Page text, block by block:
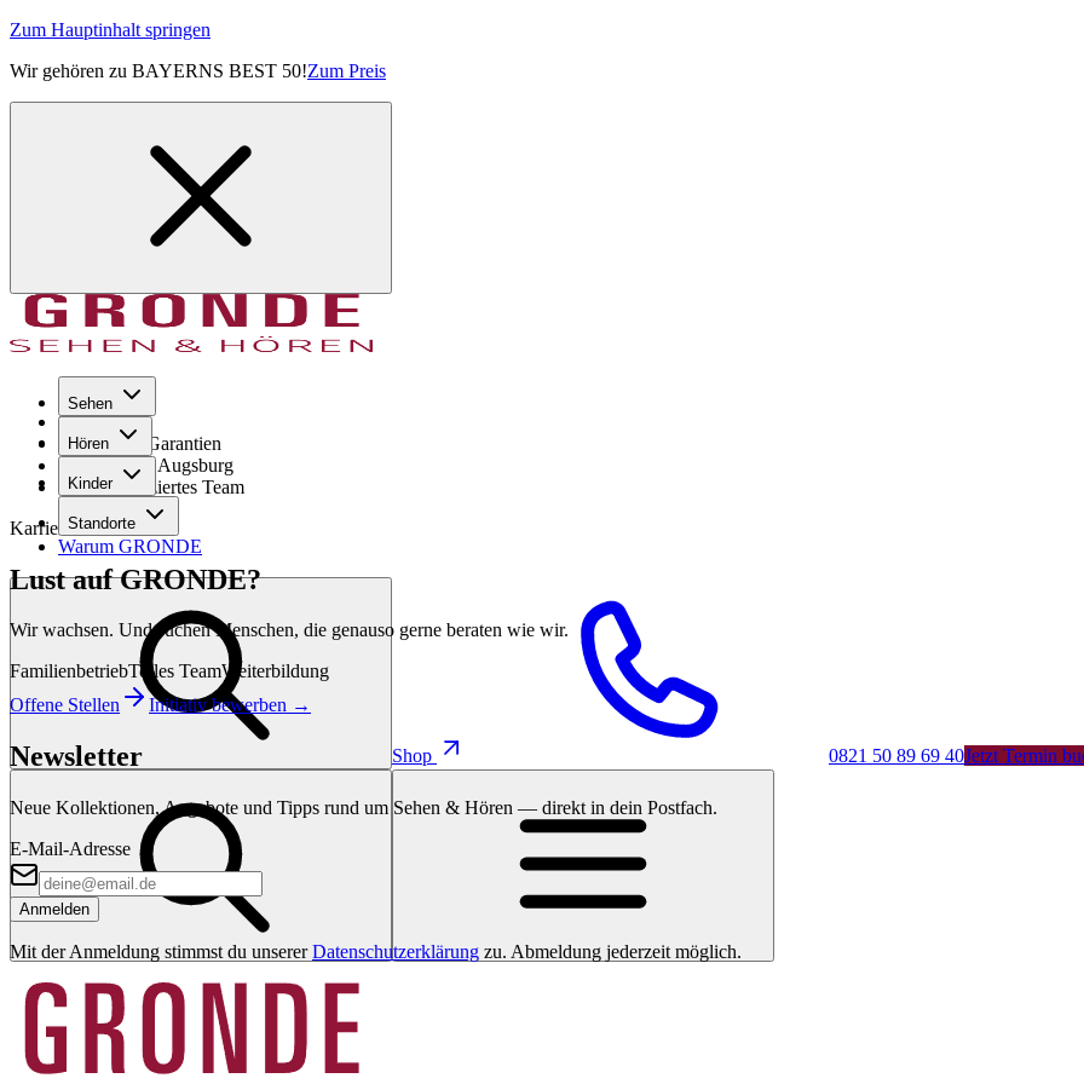
Zum Hauptinhalt springen
Wir gehören zu BAYERNS BEST 50!Zum Preis
Sehen
Hören
Kinder
Standorte
Warum GRONDE
Shop 0821 50 89 69 40Jetzt Termin
Seit 1971
GRONDE Garantien
8× im Raum Augsburg
Hochqualifiziertes Team
Karriere
Lust auf GRONDE?
Wir wachsen. Und suchen Menschen, die genauso gerne beraten wie wir.
FamilienbetriebTolles TeamWeiterbildung
Offene Stellen
Initiativ bewerben →
Newsletter
Neue Kollektionen, Angebote und Tipps rund um Sehen & Hören — direkt in dein Postfach.
E-Mail-Adresse
Anmelden
Mit der Anmeldung stimmst du unserer Datenschutzerklärung zu. Abmeldung jederzeit möglich.